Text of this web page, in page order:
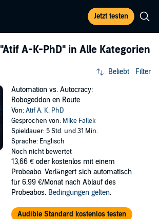
Jetzt testen
"Atif A-K-PhD" in Alle Kategorien
Beliebt Filter
Automation vs. Autocracy:
Robogeddon en Route
Von:Atif A. K. PhD
Gesprochen von: Mike Fallek
Spieldauer: 5 Std. und 31 Min.
Sprache: Englisch
Noch nicht bewertet
13,66 € oder kostenlos mit einem
Probeabo. Verlängert sich automatisch
für 6,99 €/Monat nach Ablauf des
Probeabos. Bedingungen gelten.
Audible Standard kostenlos testen